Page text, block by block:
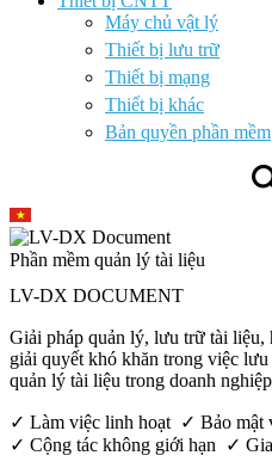
Máy chủ vật lý
Thiết bị lưu trữ
Thiết bị mạng
Thiết bị khác
Bản quyền phần mềm
Phần mềm quản lý tài liệu
LV-DX DOCUMENT
Giải pháp quản lý, lưu trữ tài liệu,
giải quyết khó khăn trong việc
quản lý tài liệu trong doanh
✓ Làm việc linh hoạt ✓ Bảo mật
✓ Cộng tác không giới hạn ✓